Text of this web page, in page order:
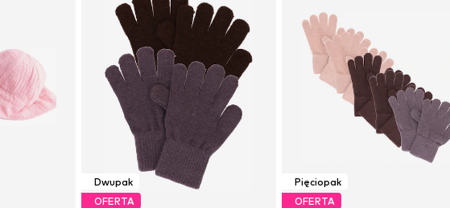
Dwupak
OFERTA
Pięciopak
OFERTA